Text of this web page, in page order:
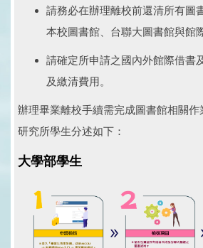
請務必在辦理離校前還清所有圖
本校圖書館、台聯大圖書館與館
請確定所申請之國內外館際借書
及繳清費用。
辦理畢業離校手續需完成圖書館相關作
研究所學生分述如下：
大學部學生